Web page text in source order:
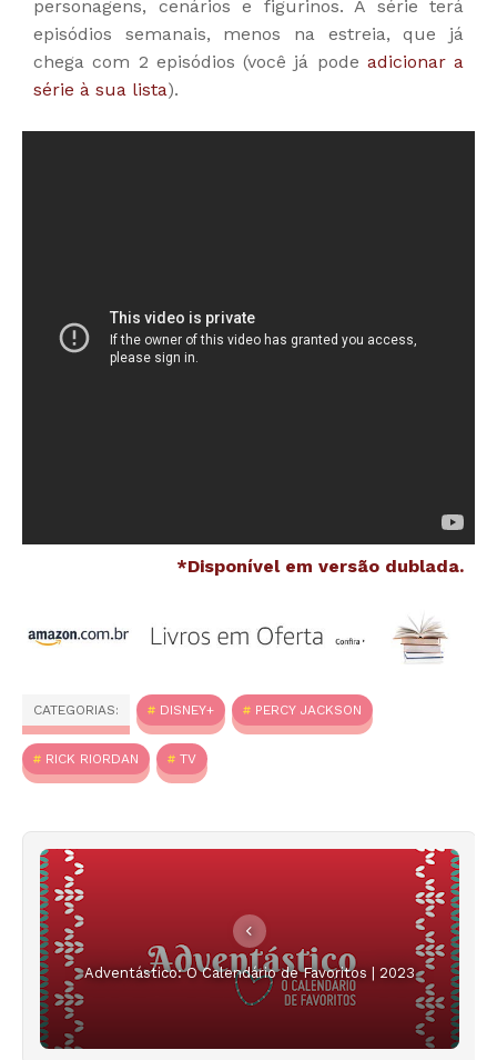
personagens, cenários e figurinos. A série terá
episódios semanais, menos na estreia, que já
chega com 2 episódios (você já pode adicionar a
série à sua lista).
*Disponível em versão dublada.
CATEGORIAS: DISNEY+ PERCY JACKSON
RICK RIORDAN TV
Adventástico: O Calendário de Favoritos | 2023